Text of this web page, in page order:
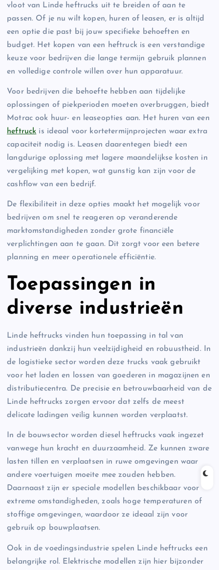
vloot van Linde heftrucks uit te breiden of aan te
passen. Of je nu wilt kopen, huren of leasen, er is altijd
een optie die past bij jouw specifieke behoeften en
budget. Het kopen van een heftruck is een verstandige
keuze voor bedrijven die lange termijn gebruik plannen
en volledige controle willen over hun apparatuur.
Voor bedrijven die behoefte hebben aan tijdelijke
oplossingen of piekperioden moeten overbruggen, biedt
Motrac ook huur- en leaseopties aan. Het huren van een
heftruck is ideaal voor kortetermijnprojecten waar extra
capaciteit nodig is. Leasen daarentegen biedt een
langdurige oplossing met lagere maandelijkse kosten in
vergelijking met kopen, wat gunstig kan zijn voor de
cashflow van een bedrijf.
De flexibiliteit in deze opties maakt het mogelijk voor
bedrijven om snel te reageren op veranderende
marktomstandigheden zonder grote financiële
verplichtingen aan te gaan. Dit zorgt voor een betere
planning en meer operationele efficiëntie.
Toepassingen in
diverse industrieën
Linde heftrucks vinden hun toepassing in tal van
industrieën dankzij hun veelzijdigheid en robuustheid. In
de logistieke sector worden deze trucks vaak gebruikt
voor het laden en lossen van goederen in magazijnen en
distributiecentra. De precisie en betrouwbaarheid van de
Linde heftrucks zorgen ervoor dat zelfs de meest
delicate ladingen veilig kunnen worden verplaatst.
In de bouwsector worden diesel heftrucks vaak ingezet
vanwege hun kracht en duurzaamheid. Ze kunnen zware
lasten tillen en verplaatsen in ruwe omgevingen waar
andere voertuigen moeite mee zouden hebben.
Daarnaast zijn er speciale modellen beschikbaar voor
extreme omstandigheden, zoals hoge temperaturen of
stoffige omgevingen, waardoor ze ideaal zijn voor
gebruik op bouwplaatsen.
Ook in de voedingsindustrie spelen Linde heftrucks een
belangrijke rol. Elektrische modellen zijn hier bijzonder